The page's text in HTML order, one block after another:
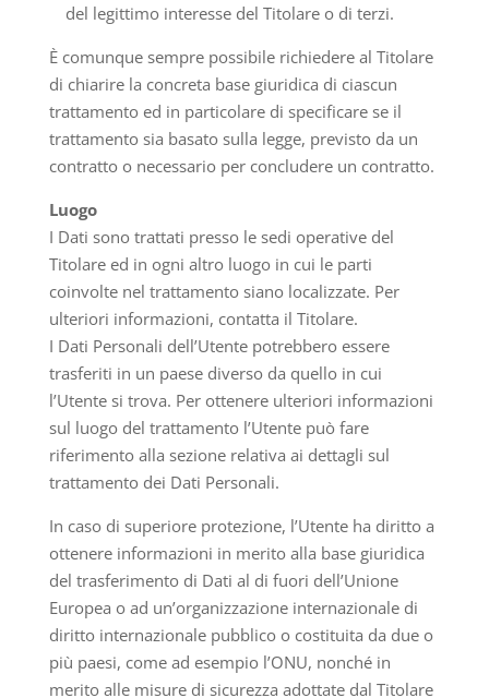
del legittimo interesse del Titolare o di terzi.
È comunque sempre possibile richiedere al Titolare
di chiarire la concreta base giuridica di ciascun
trattamento ed in particolare di specificare se il
trattamento sia basato sulla legge, previsto da un
contratto o necessario per concludere un contratto.
Luogo
I Dati sono trattati presso le sedi operative del
Titolare ed in ogni altro luogo in cui le parti
coinvolte nel trattamento siano localizzate. Per
ulteriori informazioni, contatta il Titolare.
I Dati Personali dell’Utente potrebbero essere
trasferiti in un paese diverso da quello in cui
l’Utente si trova. Per ottenere ulteriori informazioni
sul luogo del trattamento l’Utente può fare
riferimento alla sezione relativa ai dettagli sul
trattamento dei Dati Personali.
In caso di superiore protezione, l’Utente ha diritto a
ottenere informazioni in merito alla base giuridica
del trasferimento di Dati al di fuori dell’Unione
Europea o ad un’organizzazione internazionale di
diritto internazionale pubblico o costituita da due o
più paesi, come ad esempio l’ONU, nonché in
merito alle misure di sicurezza adottate dal Titolare